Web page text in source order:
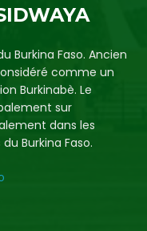
Burkina Faso. Ancien
comme un
Burkinabè. Le
sur
dans les
Burkina Faso.